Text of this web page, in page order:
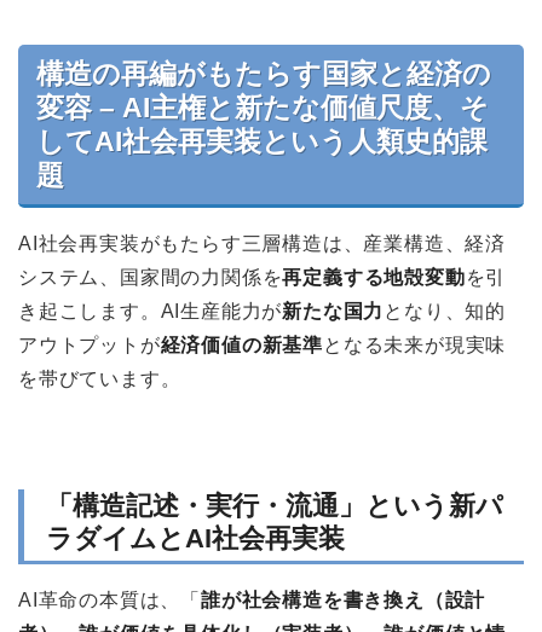
構造の再編がもたらす国家と経済の
変容 – AI主権と新たな価値尺度、そ
してAI社会再実装という人類史的課
題
AI社会再実装がもたらす三層構造は、産業構造、経済
システム、国家間の力関係を再定義する地殻変動を引
き起こします。AI生産能力が新たな国力 となり、知的
アウトプットが経済価値の新基準となる未来が現実味
を帯びています。
「構造記述・実行・流通」という新パ
ラダイムとAI社会再実装
AI革命の本質は、「 誰が社会構造を書き換え（設計